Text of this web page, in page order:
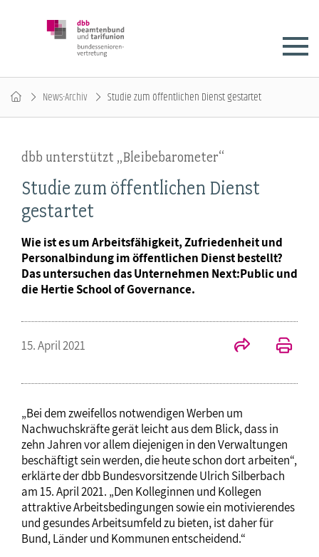
News-Archiv Studie zum öffentlichen Dienst gestartet
dbb unterstützt „Bleibebarometer“
Studie zum öffentlichen Dienst
gestartet
Wie ist es um Arbeitsfähigkeit, Zufriedenheit und
Personalbindung im öffentlichen Dienst bestellt?
Das untersuchen das Unternehmen Next:Public und
die Hertie School of Governance.
15. April 2021
„Bei dem zweifellos notwendigen Werben um
Nachwuchskräfte gerät leicht aus dem Blick, dass in
zehn Jahren vor allem diejenigen in den Verwaltungen
beschäftigt sein werden, die heute schon dort arbeiten“,
erklärte der dbb Bundesvorsitzende Ulrich Silberbach
am 15. April 2021. „Den Kolleginnen und Kollegen
attraktive Arbeitsbedingungen sowie ein motivierendes
und gesundes Arbeitsumfeld zu bieten, ist daher für
Bund, Länder und Kommunen entscheidend.“